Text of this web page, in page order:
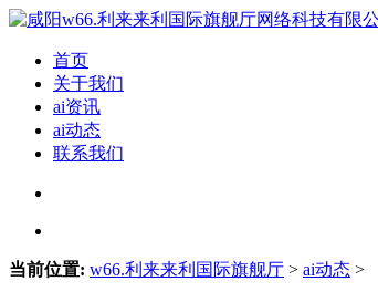
首页
关于我们
ai资讯
ai动态
联系我们
当前位置: w66.利来来利国际旗舰厅 > ai动态 >